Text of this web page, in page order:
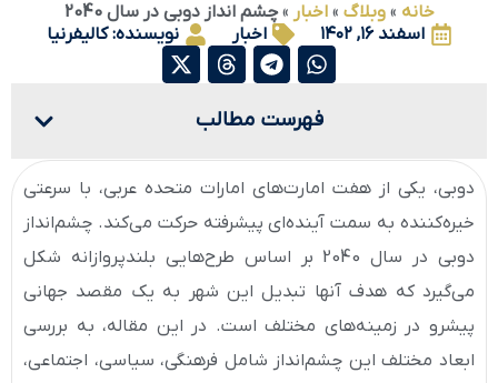
خانه » وبلاگ» اخبار »چشم انداز دوبی در سال 2040
اسفند ۱۶, ۱۴۰۲
اخبار نویسنده:کالیفرنیا
فهرست مطالب
دوبی، یکی از هفت امارت‌های امارات متحده عربی، با سرعتی
خیره‌کننده به سمت آینده‌ای پیشرفته حرکت می‌کند. چشم‌انداز
دوبی در سال 2040 بر اساس طرح‌هایی بلندپروازانه شکل
می‌گیرد که هدف آنها تبدیل این شهر به یک مقصد جهانی
پیشرو در زمینه‌های مختلف است. در این مقاله، به بررسی
ابعاد مختلف این چشم‌انداز شامل فرهنگی، سیاسی، اجتماعی،